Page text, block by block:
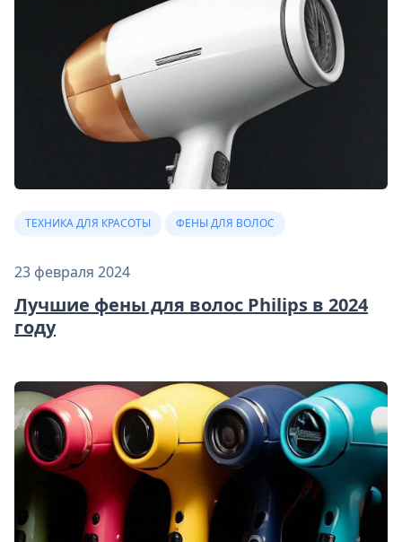
ТЕХНИКА ДЛЯ КРАСОТЫ ФЕНЫ ДЛЯ ВОЛОС
23 февраля 2024
Лучшие фены для волос Philips в 2024
году